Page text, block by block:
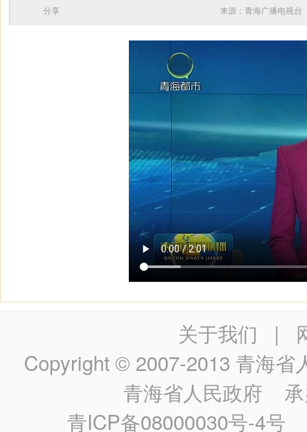
来源：青海广播电视
分享
关于我们 |
Copyright © 2007-2013 青海省
青海省人民政府 承
青ICP备08000030号-4号